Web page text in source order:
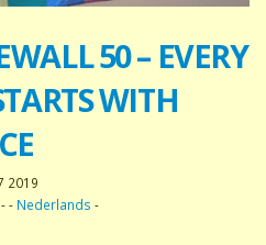
50 – EVERY
WITH
2019
- - Nederlands -